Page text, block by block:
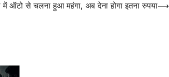
में ऑटो से चलना हुआ महंगा, अब देना होगा इतना रुपया⟶